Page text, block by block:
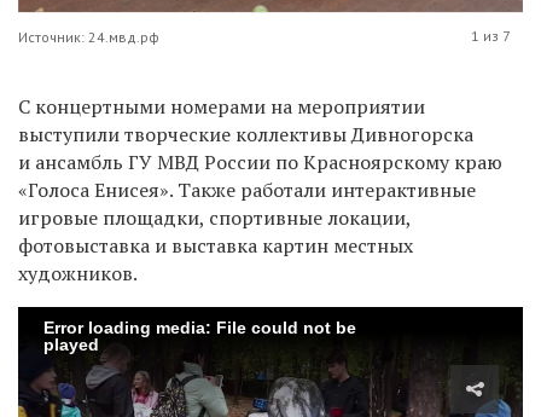
Источник: 24.мвд.рф 1 из 7
С концертными номерами на мероприятии
выступили творческие коллективы Дивногорска
и ансамбль ГУ МВД России по Красноярскому краю
«Голоса Енисея». Также работали интерактивные
игровые площадки, спортивные локации,
фотовыставка и выставка картин местных
художников.
Error loading media: File could not be
played